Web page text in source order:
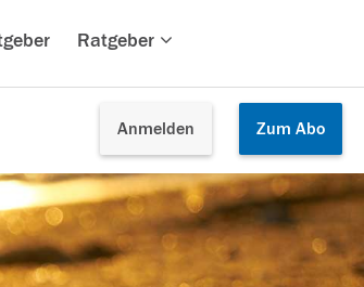
Ratgeber
Anmelden Zum Abo